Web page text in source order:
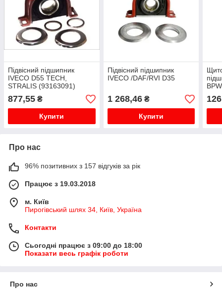
Підвісний підшипник
IVECO D55 ТЕСН,
STRALIS (93163091)
877,55 ₴
Купити
Підвісний підшипник
IVECO /DAF/RVI D35
1 268,46₴
Купити
Про нас
96% позитивних з 157 відгуків за рік
Працює з 19.03.2018
м. Київ
Пирогівський шлях 34, Київ, Україна
Контакти
Сьогодні працює з 09:00 до 18:00
Показати весь графік роботи
Про нас